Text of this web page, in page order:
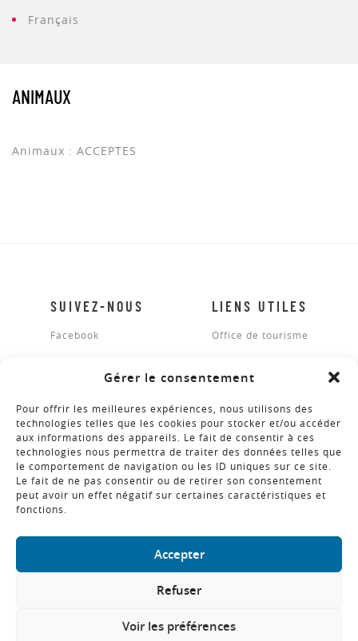
Gérer le consentement
Pour offrir les meilleures expériences, nous utilisons des
technologies telles que les cookies pour stocker et/ou accéder
aux informations des appareils. Le fait de consentir à ces
technologies nous permettra de traiter des données telles que
le comportement de navigation ou les ID uniques sur ce site.
Le fait de ne pas consentir ou de retirer son consentement
peut avoir un effet négatif sur certaines caractéristiques et
fonctions.
Accepter
Refuser
Voir les préférences
Français
ANIMAUX
Animaux : ACCEPTES
SUIVEZ-NOUS
Facebook
LIENS UTILES
Office de tourisme
BROCHURES
NEWSLETTER
COPYRIGHT © 2018 - RÉALISATION ALTIMAX